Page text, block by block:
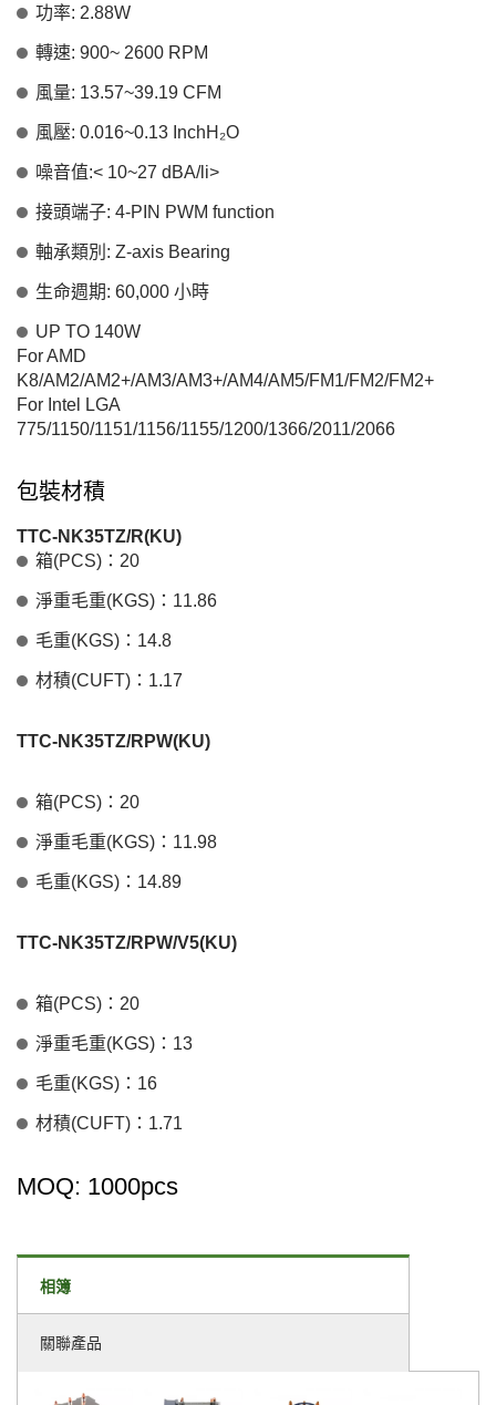
功率: 2.88W
轉速: 900~ 2600 RPM
風量: 13.57~39.19 CFM
風壓: 0.016~0.13 InchH₂O
噪音值:< 10~27 dBA/li>
接頭端子: 4-PIN PWM function
軸承類別: Z-axis Bearing
生命週期: 60,000 小時
UP TO 140W
For AMD
K8/AM2/AM2+/AM3/AM3+/AM4/AM5/FM1/FM2/FM2+
For Intel LGA
775/1150/1151/1156/1155/1200/1366/2011/2066
包裝材積
TTC-NK35TZ/R(KU)
箱(PCS)：20
淨重毛重(KGS)：11.86
毛重(KGS)：14.8
材積(CUFT)：1.17
TTC-NK35TZ/RPW(KU)
箱(PCS)：20
淨重毛重(KGS)：11.98
毛重(KGS)：14.89
TTC-NK35TZ/RPW/V5(KU)
箱(PCS)：20
淨重毛重(KGS)：13
毛重(KGS)：16
材積(CUFT)：1.71
MOQ: 1000pcs
相簿
關聯產品